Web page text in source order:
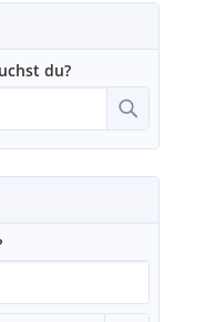
du?